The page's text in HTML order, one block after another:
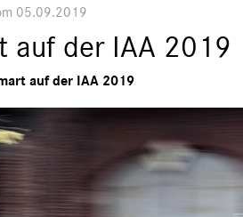
05.09.2019
auf der IAA 2019
auf der IAA 2019